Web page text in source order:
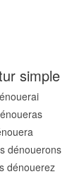
simple
erai
eras
era
dénouerons
dénouerez